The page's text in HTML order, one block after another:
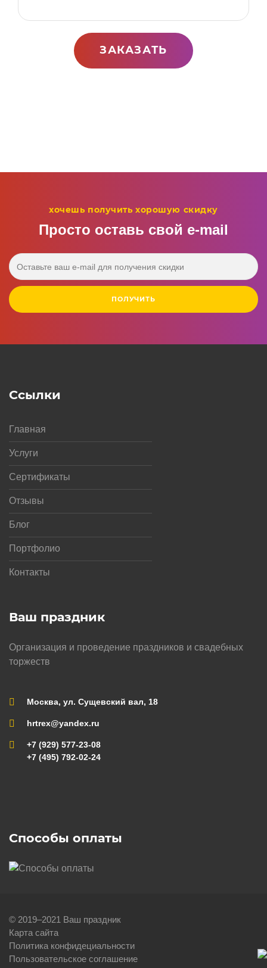
ЗАКАЗАТЬ
хочешь получить хорошую скидку
Просто оставь свой e‑mail
ПОЛУЧИТЬ
Ваш праздник
Организация и проведение праздников и свадебных
торжеств
Москва, ул. Сущевский вал, 18
hrtrex@yandex.ru
+7 (929) 577-23-08
+7 (495) 792-02-24
Ссылки
Главная
Услуги
Сертификаты
Отзывы
Блог
Портфолио
Контакты
Способы оплаты
© 2019–2021 Ваш праздник
Карта сайта
Политика конфидециальности
Пользовательское соглашение